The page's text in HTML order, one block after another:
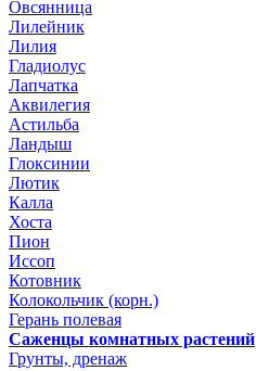
Овсянница
Лилейник
Лилия
Гладиолус
Лапчатка
Аквилегия
Астильба
Ландыш
Глоксинии
Лютик
Калла
Хоста
Пион
Иссоп
Котовник
Колокольчик (корн.)
Герань полевая
Саженцы комнатных растений
Грунты, дренаж